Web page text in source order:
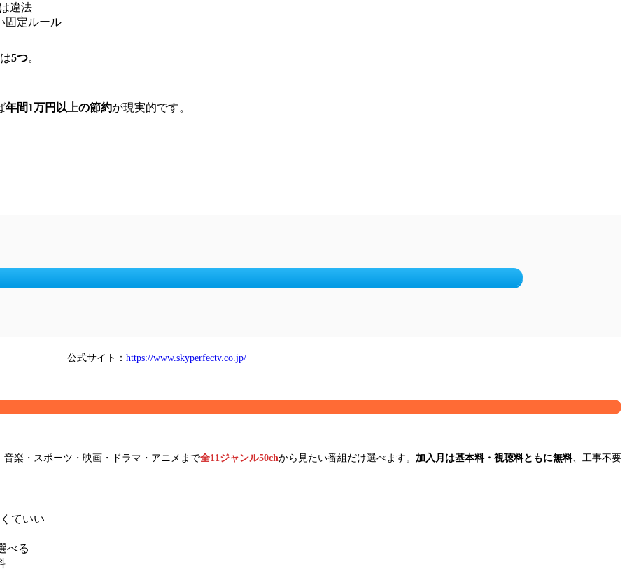
違法
固定ルール
5つ。
年間1万円以上の節約が現実的です。
公式サイト： https://www.skyperfectv.co.jp/
楽・スポーツ・映画・ドラマ・アニメまで全11ジャンル50chから見たい番組だけ選べます。 加入月は基本料・視聴料ともに無料、工事不要
ていい
べる